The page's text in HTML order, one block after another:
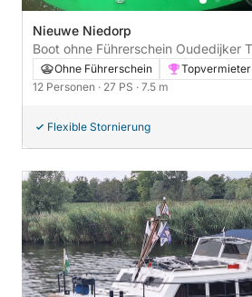
Nieuwe Niedorp
Boot ohne Führerschein Oudedijker Tuidersvlet.
Sloep 7.50 27PS
Ohne Führerschein
Topvermieter
12 Personen · 27 PS · 7.5 m
Flexible Stornierung